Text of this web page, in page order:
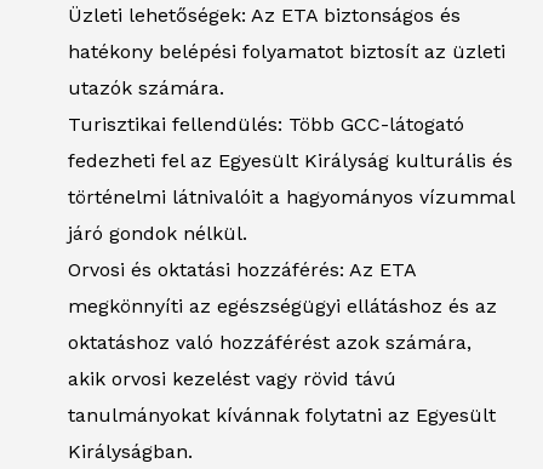
Üzleti lehetőségek: Az ETA biztonságos és
hatékony belépési folyamatot biztosít az üzleti
utazók számára.
Turisztikai fellendülés: Több GCC-látogató
fedezheti fel az Egyesült Királyság kulturális és
történelmi látnivalóit a hagyományos vízummal
járó gondok nélkül.
Orvosi és oktatási hozzáférés: Az ETA
megkönnyíti az egészségügyi ellátáshoz és az
oktatáshoz való hozzáférést azok számára,
akik orvosi kezelést vagy rövid távú
tanulmányokat kívánnak folytatni az Egyesült
Királyságban.